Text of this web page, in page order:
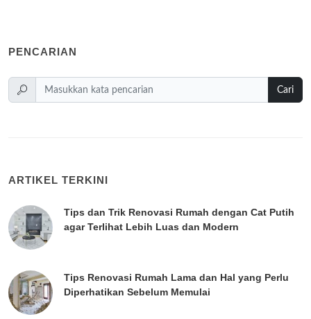
PENCARIAN
Cari
ARTIKEL TERKINI
Tips dan Trik Renovasi Rumah dengan Cat Putih
agar Terlihat Lebih Luas dan Modern
Tips Renovasi Rumah Lama dan Hal yang Perlu
Diperhatikan Sebelum Memulai